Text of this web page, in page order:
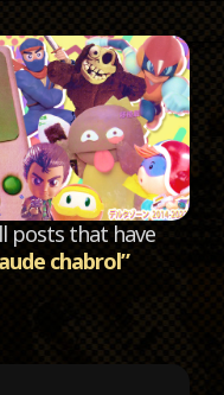
posts that have
chabrol”